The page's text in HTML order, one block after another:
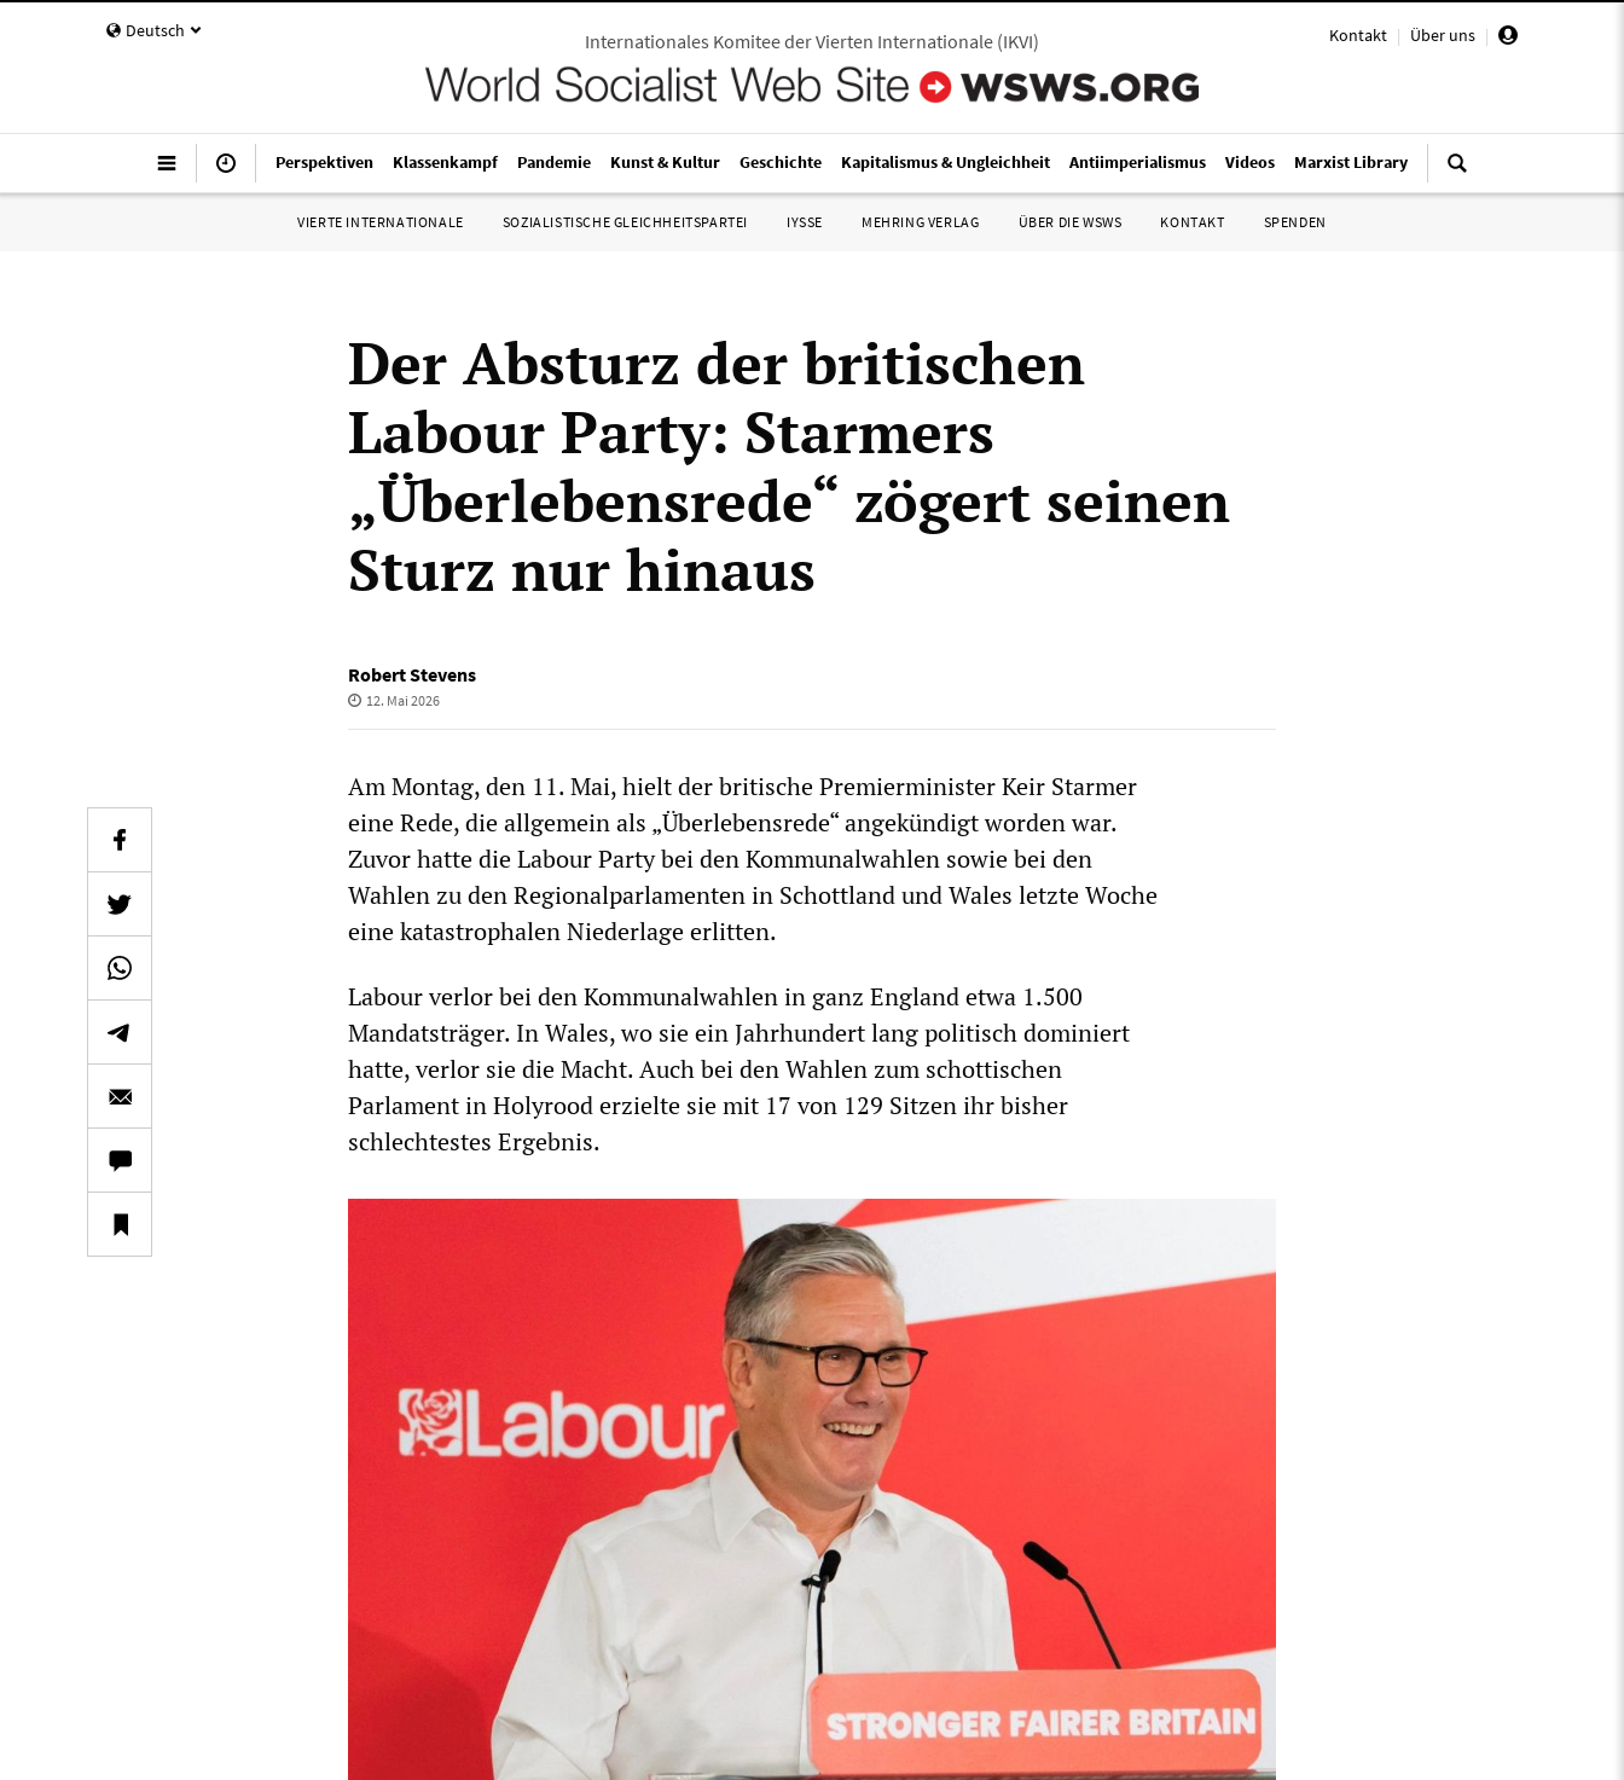
Deutsch Kontakt | Über uns |
Internationales Komitee der Vierten Internationale (IKVI)
Perspektiven Klassenkampf Pandemie Kunst & Kultur Geschichte Kapitalismus & Ungleichheit Antiimperialismus Videos Marxist Library
VIERTE INTERNATIONALE SOZIALISTISCHE GLEICHHEITSPARTEI IYSSE MEHRING VERLAG ÜBER DIE WSWS KONTAKT SPENDEN
Der Absturz der britischen
Labour Party: Starmers
„Überlebensrede“ zögert seinen
Sturz nur hinaus
Robert Stevens
12. Mai 2026
Am Montag, den 11. Mai, hielt der britische Premierminister Keir Starmer
eine Rede, die allgemein als „Überlebensrede“ angekündigt worden war.
Zuvor hatte die Labour Party bei den Kommunalwahlen sowie bei den
Wahlen zu den Regionalparlamenten in Schottland und Wales letzte Woche
eine katastrophalen Niederlage erlitten.
Labour verlor bei den Kommunalwahlen in ganz England etwa 1.500
Mandatsträger. In Wales, wo sie ein Jahrhundert lang politisch dominiert
hatte, verlor sie die Macht. Auch bei den Wahlen zum schottischen
Parlament in Holyrood erzielte sie mit 17 von 129 Sitzen ihr bisher
schlechtestes Ergebnis.